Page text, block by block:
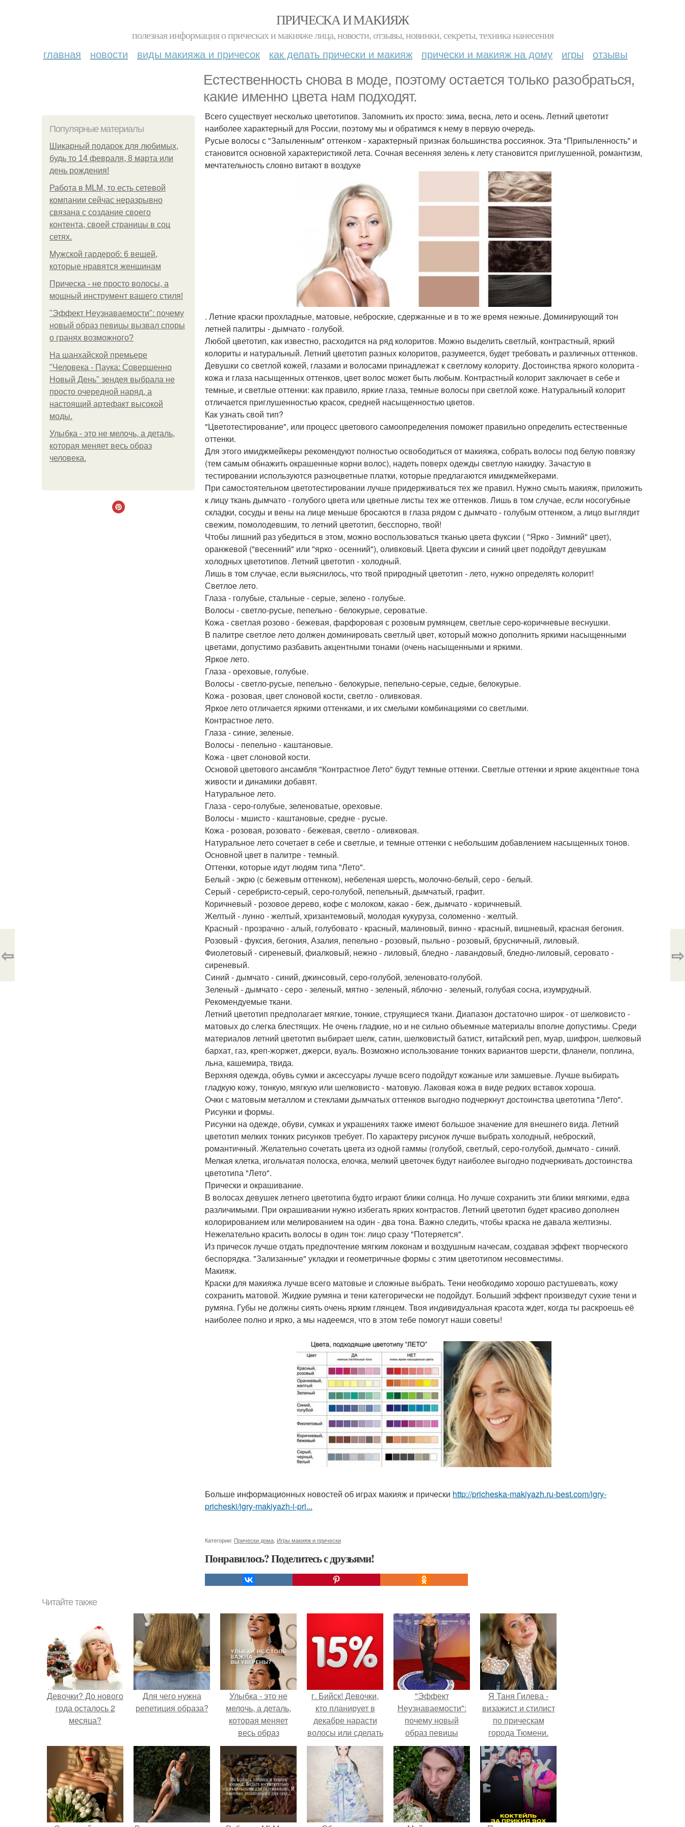
ПРИЧЕСКА И МАКИЯЖ
полезная информация о прическах и макияже лица, новости, отзывы, новинки, секреты, техника нанесения
главная новости виды макияжа и причесок как делать прически и макияж прически и макияж на дому игры отзывы
Естественность снова в моде, поэтому остается только разобраться,
какие именно цвета нам подходят.
Популярные материалы
Шикарный подарок для любимых,
будь то 14 февраля, 8 марта или
день рождения!
Работа в MLM, то есть сетевой
компании сейчас неразрывно
связана с создание своего
контента, своей страницы в соц
сетях.
Мужской гардероб: 6 вещей,
которые нравятся женщинам
Прическа - не просто волосы, а
мощный инструмент вашего стиля!
"Эффект Неузнаваемости": почему
новый образ певицы вызвал споры
о гранях возможного?
На шанхайской премьере
"Человека - Паука: Совершенно
Новый День" зендея выбрала не
просто очередной наряд, а
настоящий артефакт высокой
моды.
Улыбка - это не мелочь, а деталь,
которая меняет весь образ
человека.
Всего существует несколько цветотипов. Запомнить их просто: зима, весна, лето и осень. Летний цветотит
наиболее характерный для России, поэтому мы и обратимся к нему в первую очередь.
Русые волосы с "Запыленным" оттенком - характерный признак большинства россиянок. Эта "Припыленность" и
становится основной характеристикой лета. Сочная весенняя зелень к лету становится приглушенной, романтизм,
мечтательность словно витают в воздухе
. Летние краски прохладные, матовые, неброские, сдержанные и в то же время нежные. Доминирующий тон
летней палитры - дымчато - голубой.
Любой цветотип, как известно, расходится на ряд колоритов. Можно выделить светлый, контрастный, яркий
колориты и натуральный. Летний цветотип разных колоритов, разумеется, будет требовать и различных оттенков.
Девушки со светлой кожей, глазами и волосами принадлежат к светлому колориту. Достоинства яркого колорита -
кожа и глаза насыщенных оттенков, цвет волос может быть любым. Контрастный колорит заключает в себе и
темные, и светлые оттенки: как правило, яркие глаза, темные волосы при светлой коже. Натуральный колорит
отличается приглушенностью красок, средней насыщенностью цветов.
Как узнать свой тип?
"Цветотестирование", или процесс цветового самоопределения поможет правильно определить естественные
оттенки.
Для этого имиджмейкеры рекомендуют полностью освободиться от макияжа, собрать волосы под белую повязку
(тем самым обнажить окрашенные корни волос), надеть поверх одежды светлую накидку. Зачастую в
тестировании используются разноцветные платки, которые предлагаются имиджмейкерами.
При самостоятельном цветотестировании лучше придерживаться тех же правил. Нужно смыть макияж, приложить
к лицу ткань дымчато - голубого цвета или цветные листы тех же оттенков. Лишь в том случае, если носогубные
складки, сосуды и вены на лице меньше бросаются в глаза рядом с дымчато - голубым оттенком, а лицо выглядит
свежим, помолодевшим, то летний цветотип, бесспорно, твой!
Чтобы лишний раз убедиться в этом, можно воспользоваться тканью цвета фуксии ( "Ярко - Зимний" цвет),
оранжевой ("весенний" или "ярко - осенний"), оливковый. Цвета фуксии и синий цвет подойдут девушкам
холодных цветотипов. Летний цветотип - холодный.
Лишь в том случае, если выяснилось, что твой природный цветотип - лето, нужно определять колорит!
Светлое лето.
Глаза - голубые, стальные - серые, зелено - голубые.
Волосы - светло-русые, пепельно - белокурые, сероватые.
Кожа - светлая розово - бежевая, фарфоровая с розовым румянцем, светлые серо-коричневые веснушки.
В палитре светлое лето должен доминировать светлый цвет, который можно дополнить яркими насыщенными
цветами, допустимо разбавить акцентными тонами (очень насыщенными и яркими.
Яркое лето.
Глаза - ореховые, голубые.
Волосы - светло-русые, пепельно - белокурые, пепельно-серые, седые, белокурые.
Кожа - розовая, цвет слоновой кости, светло - оливковая.
Яркое лето отличается яркими оттенками, и их смелыми комбинациями со светлыми.
Контрастное лето.
Глаза - синие, зеленые.
Волосы - пепельно - каштановые.
Кожа - цвет слоновой кости.
Основой цветового ансамбля "Контрастное Лето" будут темные оттенки. Светлые оттенки и яркие акцентные тона
живости и динамики добавят.
Натуральное лето.
Глаза - серо-голубые, зеленоватые, ореховые.
Волосы - мшисто - каштановые, средне - русые.
Кожа - розовая, розовато - бежевая, светло - оливковая.
Натуральное лето сочетает в себе и светлые, и темные оттенки с небольшим добавлением насыщенных тонов.
Основной цвет в палитре - темный.
Оттенки, которые идут людям типа "Лето".
Белый - экрю (с бежевым оттенком), небеленая шерсть, молочно-белый, серо - белый.
Серый - серебристо-серый, серо-голубой, пепельный, дымчатый, графит.
Коричневый - розовое дерево, кофе с молоком, какао - беж, дымчато - коричневый.
Желтый - лунно - желтый, хризантемовый, молодая кукуруза, соломенно - желтый.
Красный - прозрачно - алый, голубовато - красный, малиновый, винно - красный, вишневый, красная бегония.
Розовый - фуксия, бегония, Азалия, пепельно - розовый, пыльно - розовый, брусничный, лиловый.
Фиолетовый - сиреневый, фиалковый, нежно - лиловый, бледно - лавандовый, бледно-лиловый, серовато -
сиреневый.
Синий - дымчато - синий, джинсовый, серо-голубой, зеленовато-голубой.
Зеленый - дымчато - серо - зеленый, мятно - зеленый, яблочно - зеленый, голубая сосна, изумрудный.
Рекомендуемые ткани.
Летний цветотип предполагает мягкие, тонкие, струящиеся ткани. Диапазон достаточно широк - от шелковисто -
матовых до слегка блестящих. Не очень гладкие, но и не сильно объемные материалы вполне допустимы. Среди
материалов летний цветотип выбирает шелк, сатин, шелковистый батист, китайский реп, муар, шифрон, шелковый
бархат, газ, креп-жоржет, джерси, вуаль. Возможно использование тонких вариантов шерсти, фланели, поплина,
льна, кашемира, твида.
Верхняя одежда, обувь сумки и аксессуары лучше всего подойдут кожаные или замшевые. Лучше выбирать
гладкую кожу, тонкую, мягкую или шелковисто - матовую. Лаковая кожа в виде редких вставок хороша.
Очки с матовым металлом и стеклами дымчатых оттенков выгодно подчеркнут достоинства цветотипа "Лето".
Рисунки и формы.
Рисунки на одежде, обуви, сумках и украшениях также имеют большое значение для внешнего вида. Летний
цветотип мелких тонких рисунков требует. По характеру рисунок лучше выбрать холодный, неброский,
романтичный. Желательно сочетать цвета из одной гаммы (голубой, светлый, серо-голубой, дымчато - синий.
Мелкая клетка, игольчатая полоска, елочка, мелкий цветочек будут наиболее выгодно подчеркивать достоинства
цветотипа "Лето".
Прически и окрашивание.
В волосах девушек летнего цветотипа будто играют блики солнца. Но лучше сохранить эти блики мягкими, едва
различимыми. При окрашивании нужно избегать ярких контрастов. Летний цветотип будет красиво дополнен
колорированием или мелированием на один - два тона. Важно следить, чтобы краска не давала желтизны.
Нежелательно красить волосы в один тон: лицо сразу "Потеряется".
Из причесок лучше отдать предпочтение мягким локонам и воздушным начесам, создавая эффект творческого
беспорядка. "Зализанные" укладки и геометричные формы с этим цветотипом несовместимы.
Макияж.
Краски для макияжа лучше всего матовые и сложные выбрать. Тени необходимо хорошо растушевать, кожу
сохранить матовой. Жидкие румяна и тени категорически не подойдут. Больший эффект произведут сухие тени и
румяна. Губы не должны сиять очень ярким глянцем. Твоя индивидуальная красота ждет, когда ты раскроешь её
наиболее полно и ярко, а мы надеемся, что в этом тебе помогут наши советы!
Больше информационных новостей об играх макияж и прически http://pricheska-makiyazh.ru-best.com/igry-
pricheski/igry-makiyazh-i-pri...
Категории: Прически дома Игры макияж и прически
Понравилось? Поделитесь с друзьями!
⇦ ⇨
Читайте также
Девочки? До нового
года осталось 2
месяца?
Для чего нужна
репетиция образа?
Улыбка - это не
мелочь, а деталь,
которая меняет
весь образ
человека.
г. Бийск! Девочки,
кто планирует в
декабре нарасти
волосы или сделать
коррекцию волос, ?
"Эффект
Неузнаваемости":
почему новый
образ певицы
вызвал споры о
гранях
возможного?
Я Таня Гилева -
визажист и стилист
по прическам
города Тюмени.